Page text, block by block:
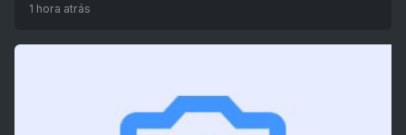
1 hora atrás